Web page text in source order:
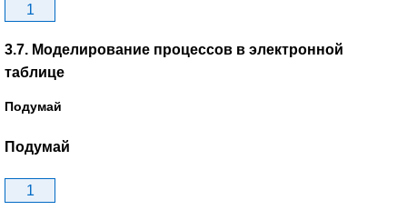
1
3.7. Моделирование процессов в электронной
таблице
Подумай
Подумай
1